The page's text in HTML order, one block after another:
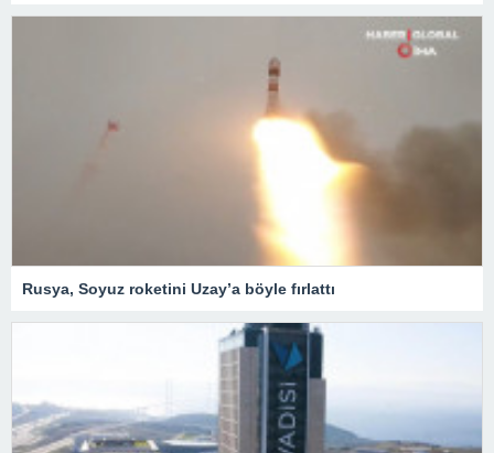
Rusya, Soyuz roketini Uzay’a böyle fırlattı